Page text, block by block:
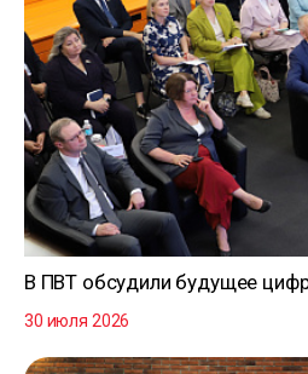
В ПВТ обсудили будущее
30 июля 2026